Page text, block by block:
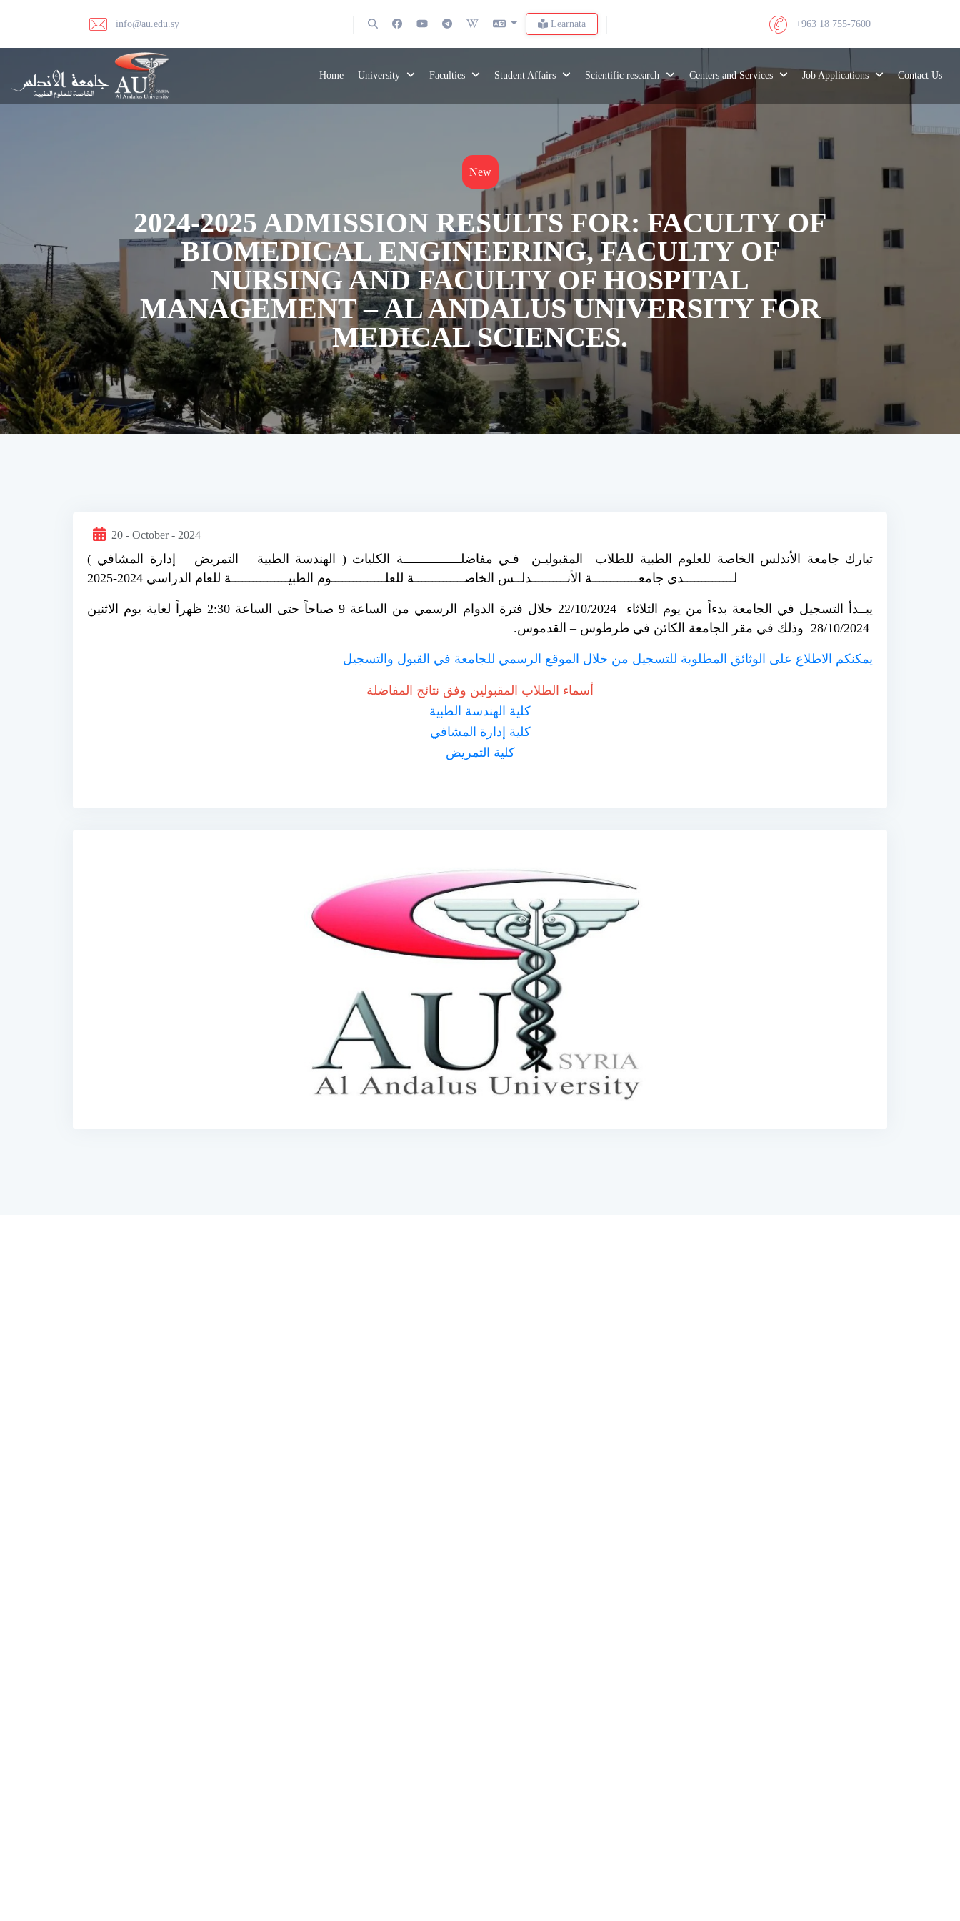
info@au.edu.sy Learnata +963 18 755-7600
Home University Faculties Student Affairs Scientific research Centers and Services Job Applications Contact Us
New
2024-2025 ADMISSION RESULTS FOR: FACULTY OF
BIOMEDICAL ENGINEERING, FACULTY OF
NURSING AND FACULTY OF HOSPITAL
MANAGEMENT – AL ANDALUS UNIVERSITY FOR
MEDICAL SCIENCES.
20 - October - 2024
تبارك جامعة الأندلس الخاصة للعلوم الطبية للطلاب المقبوليـن فـي مفاضلــــــــــــــــة الكليات ( الهندسة الطبية – التمريض – إدارة المشافي )
لــــــــــــــدى جامعـــــــــــــة الأنــــــــــدلــس الخاصــــــــــــــة للعلـــــــــــــــوم الطبيــــــــــــــــة للعام الدراسي 2024-2025
يبــدأ التسجيل في الجامعة بدءاً من يوم الثلاثاء 22/10/2024 خلال فترة الدوام الرسمي من الساعة 9 صباحاً حتى الساعة 2:30 ظهراً لغاية يوم الاثنين
يمكنكم الاطلاع على الوثائق المطلوبة للتسجيل من خلال الموقع الرسمي للجامعة في القبول والتسجيل
أسماء الطلاب المقبولين وفق نتائج المفاضلة
كلية الهندسة الطبية
كلية إدارة المشافي
كلية التمريض